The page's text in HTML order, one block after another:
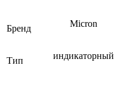
Бренд Micron
Тип индикаторный